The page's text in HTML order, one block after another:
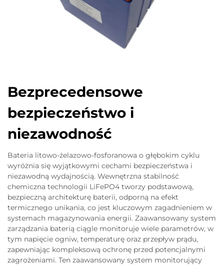
Bezprecedensowe
bezpieczeństwo i
niezawodność
Bateria litowo-żelazowo-fosforanowa o głębokim cyklu
wyróżnia się wyjątkowymi cechami bezpieczeństwa i
niezawodną wydajnością. Wewnętrzna stabilność
chemiczna technologii LiFePO4 tworzy podstawową,
bezpieczną architekturę baterii, odporną na efekt
termicznego unikania, co jest kluczowym zagadnieniem w
systemach magazynowania energii. Zaawansowany system
zarządzania baterią ciągle monitoruje wiele parametrów, w
tym napięcie ogniw, temperaturę oraz przepływ prądu,
zapewniając kompleksową ochronę przed potencjalnymi
zagrożeniami. Ten zaawansowany system monitorujący